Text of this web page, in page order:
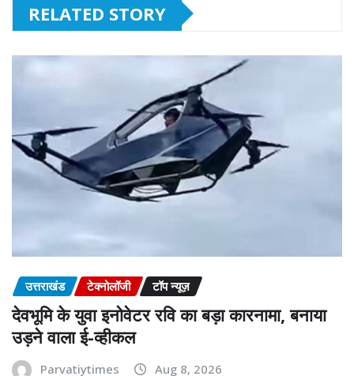
RELATED STORY
उत्तराखंड टेक्नोलॉजी टॉप न्यूज़
देवभूमि के युवा इनोवेटर रवि का बड़ा कारनामा, बनाया
उड़ने वाला ई-व्हीकल
Parvatiytimes Aug 8, 2026